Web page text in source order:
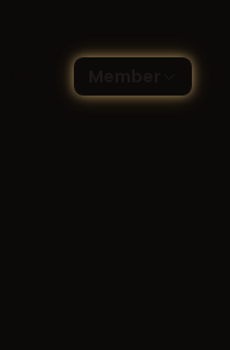
Sprache wählen — Deutsch